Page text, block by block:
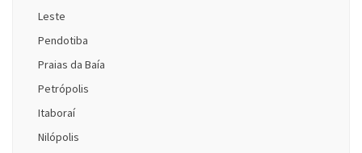
Leste
Pendotiba
Praias da Baía
Petrópolis
Itaboraí
Nilópolis